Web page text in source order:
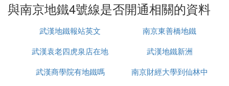
地鐵4號線一期工程線路全長33.75公里，途經鼓樓、
玄武、江寧、棲霞4個區，共設站點18座，依次為：
中保站、草場門站、雲南路站、鼓樓站、雞鳴寺站、
九華山站、鎖金村站、花園路站、紫金山北站、岔路
站、東流站、青龍站、樺墅站、仙林東站
與南京地鐵4號線是否開通相關的資料
武漢地鐵報站英文
南京東善橋地鐵
武漢袁老四虎泉店在地
鐵站哪裡
武漢地鐵新洲
武漢商學院有地鐵嗎
南京財經大學到仙林中